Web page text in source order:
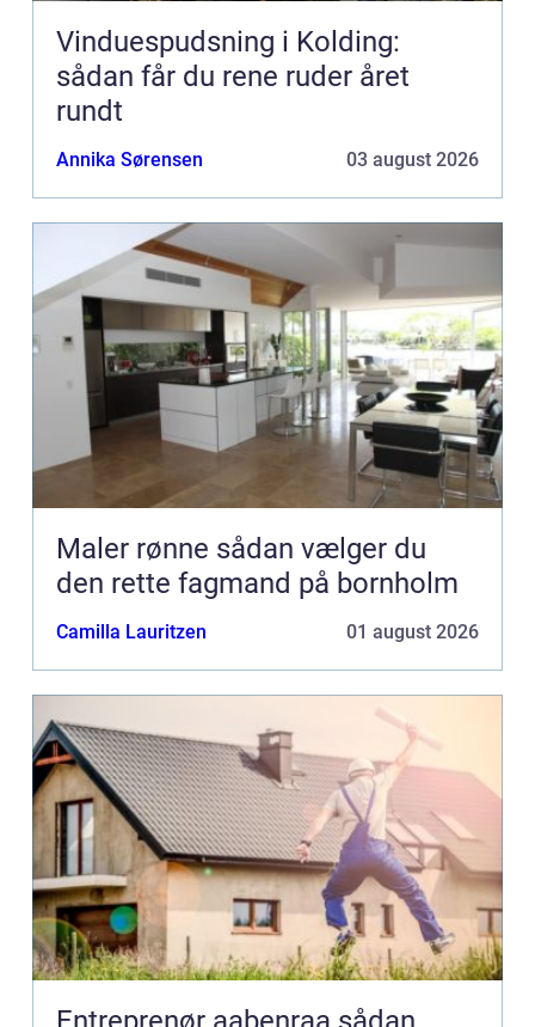
Vinduespudsning i Kolding:
sådan får du rene ruder året
rundt
Annika Sørensen 03 august 2026
Maler rønne sådan vælger du
den rette fagmand på bornholm
Camilla Lauritzen 01 august 2026